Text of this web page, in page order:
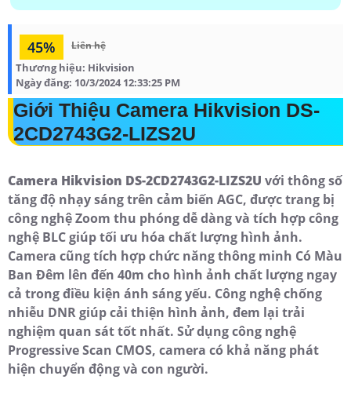
45% Liên hệ
Thương hiệu: Hikvision
Ngày đăng: 10/3/2024 12:33:25 PM
Giới Thiệu Camera Hikvision DS-
2CD2743G2-LIZS2U
Camera Hikvision DS-2CD2743G2-LIZS2U với thông số
tăng độ nhạy sáng trên cảm biến AGC, được trang bị
công nghệ Zoom thu phóng dễ dàng và tích hợp công
nghệ BLC giúp tối ưu hóa chất lượng hình ảnh.
Camera cũng tích hợp chức năng thông minh Có Màu
Ban Ðêm lên đến 40m cho hình ảnh chất lượng ngay
cả trong điều kiện ánh sáng yếu. Công nghệ chống
nhiễu DNR giúp cải thiện hình ảnh, đem lại trải
nghiệm quan sát tốt nhất. Sử dụng công nghệ
Progressive Scan CMOS, camera có khả năng phát
hiện chuyển động và con người.